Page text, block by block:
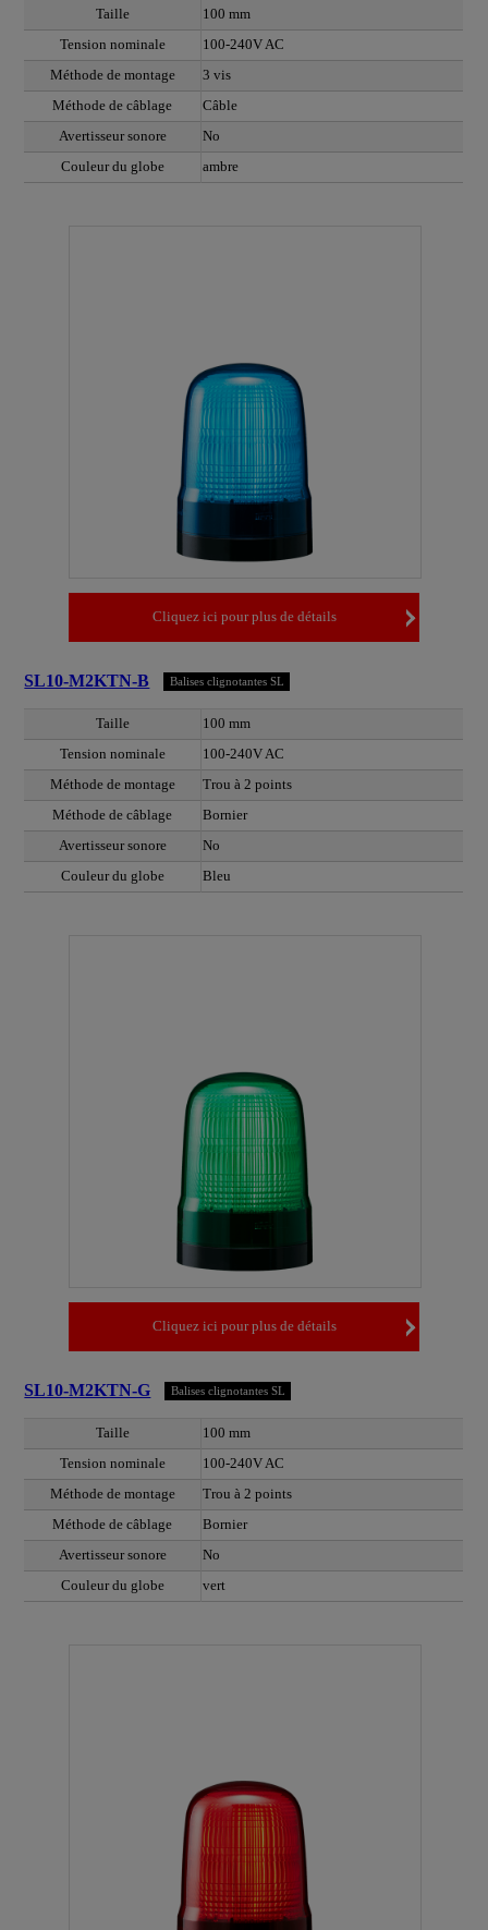
Taille
100 mm
Tension nominale
100-240V AC
Méthode de montage
3 vis
Méthode de câblage
Câble
Avertisseur sonore
No
Couleur du globe
ambre
Cliquez ici pour plus de détails
SL10-M2KTN-B Balises clignotantes SL
Taille
100 mm
Tension nominale
100-240V AC
Méthode de montage
Trou à 2 points
Méthode de câblage
Bornier
Avertisseur sonore
No
Couleur du globe
Bleu
Cliquez ici pour plus de détails
SL10-M2KTN-G Balises clignotantes SL
Taille
100 mm
Tension nominale
100-240V AC
Méthode de montage
Trou à 2 points
Méthode de câblage
Bornier
Avertisseur sonore
No
Couleur du globe
vert